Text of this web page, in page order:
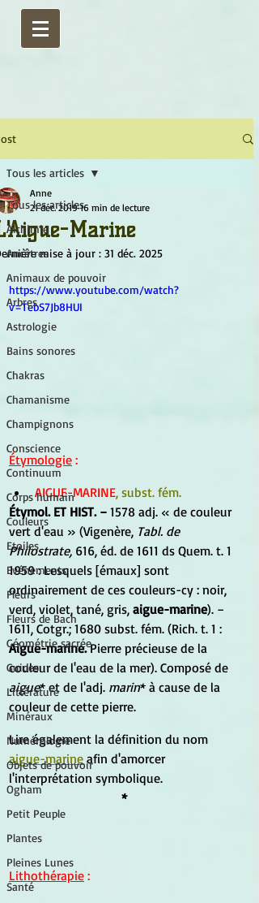
Tous les articles
Alchimie
Ancêtres
Animaux de pouvoir
Arbres
Astrologie
Bains sonores
Chakras
Chamanisme
Champignons
Conscience
Continuum
Corps humain
Couleurs
Etoiles
Evénements
Fleurs
Fleurs de Bach
Géométrie sacrée
Guides
Littérature
Minéraux
Numérologie
Objets de pouvoir
Ogham
Petit Peuple
Plantes
Pleines Lunes
Santé
Tous les articles
Marine
Anne
21 déc. 2019 16 min de lecture
mise à jour : 31 déc. 2025
https://www.youtube.com/watch?
v=TebS7Jb8HUI
Étymologie :
AIGUE-MARINE, subst. fém.
Étymol. ET HIST. − 1578 adj. « de couleur
vert d'eau » (Vigenère, Tabl. de
Philostrate, 616, éd. de 1611 ds Quem. t. 1
1959 : Lesquels [émaux] sont
ordinairement de ces couleurs-cy : noir,
verd, violet, tané, gris, aigue-marine). −
1611, Cotgr.; 1680 subst. fém. (Rich. t. 1 :
Aigue-marine. Pierre précieuse de la
couleur de l'eau de la mer). Composé de
aigue* et de l'adj. marin* à cause de la
couleur de cette pierre.
Lire également la définition du nom
aigue-marine afin d'amorcer
l'interprétation symbolique.
*
Lithothérapie :